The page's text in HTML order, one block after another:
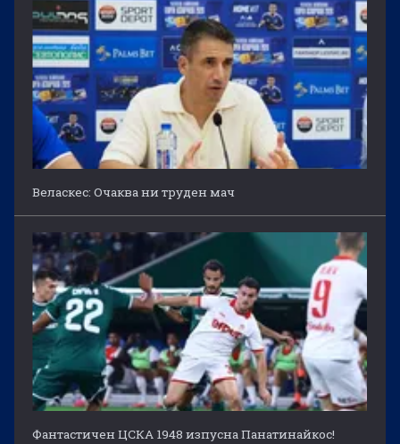
Веласкес: Очаква ни труден мач
Фантастичен ЦСКА 1948 изпусна Панатинайкос!